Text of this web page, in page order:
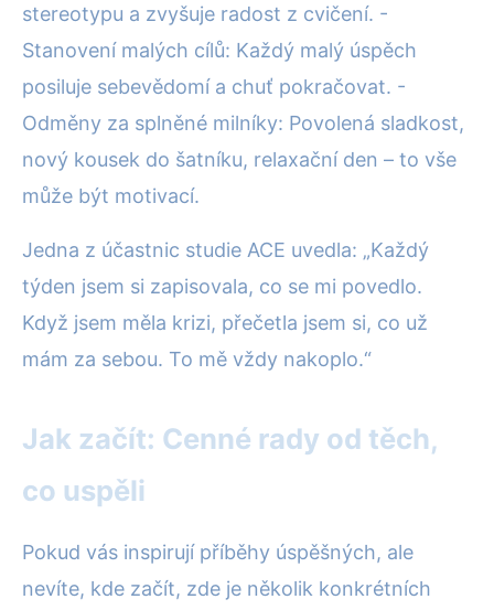
stereotypu a zvyšuje radost z cvičení. -
Stanovení malých cílů: Každý malý úspěch
posiluje sebevědomí a chuť pokračovat. -
Odměny za splněné milníky: Povolená sladkost,
nový kousek do šatníku, relaxační den – to vše
může být motivací.
Jedna z účastnic studie ACE uvedla: „Každý
týden jsem si zapisovala, co se mi povedlo.
Když jsem měla krizi, přečetla jsem si, co už
mám za sebou. To mě vždy nakoplo.“
Jak začít: Cenné rady od těch,
co uspěli
Pokud vás inspirují příběhy úspěšných, ale
nevíte, kde začít, zde je několik konkrétních